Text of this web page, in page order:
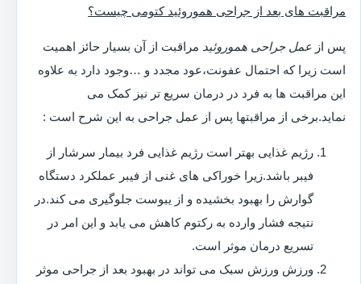
مراقبت های بعد از جراحی هموروئید کتومی چیست؟
پس از عمل جراحی هموروئید مراقبت از آن بسیار حائز اهمیت
است زیرا که احتمال عفونت،عود مجدد و …وجود دارد به علاوه
این مراقبت ها به فرد در درمان سریع تر نیز کمک می
نماید.برخی از مراقبتها پس از عمل جراحی به این شرح است :
رژیم غذایی بهتر است رژیم غذایی فرد بیمار سرشار از
فیبر باشد.زیرا خوراکی های غنی از فیبر عملکرد دستگاه
گوارش را بهبود بخشیده و از یبوست جلوگیری می کند.در
نتیجه فشار وارده به رکتوم کاهش می یابد و این امر در
تسریع درمان موثر است.
ورزش ورزش سبک می تواند در بهبود بعد از جراحی موثر